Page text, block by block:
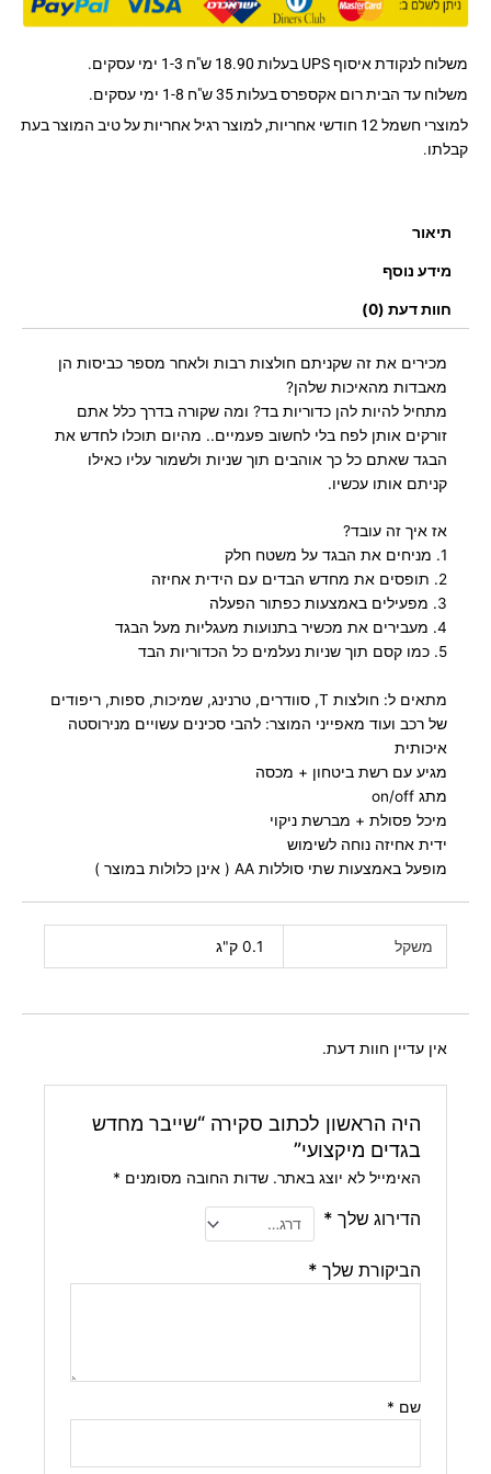
בגדים
משלוח לנקודת איסוף UPS בעלות 18.90 ש"ח 1-3 ימי עסקים.
משלוח עד הבית רום אקספרס בעלות 35 ש"ח 1-8 ימי עסקים.
למוצרי חשמל 12 חודשי אחריות, למוצר רגיל אחריות על טיב המוצר בעת
קבלתו.
תיאור
מידע נוסף
חוות דעת (0)
מכירים את זה שקניתם חולצות רבות ולאחר מספר כביסות הן
מאבדות מהאיכות שלהן?
מתחיל להיות להן כדוריות בד? ומה שקורה בדרך כלל אתם
זורקים אותן לפח בלי לחשוב פעמיים.. מהיום תוכלו לחדש את
הבגד שאתם כל כך אוהבים תוך שניות ולשמור עליו כאילו
קניתם אותו עכשיו.
אז איך זה עובד?
1. מניחים את הבגד על משטח חלק
2. תופסים את מחדש הבדים עם הידית אחיזה
3. מפעילים באמצעות כפתור הפעלה
4. מעבירים את מכשיר בתנועות מעגליות מעל הבגד
5. כמו קסם תוך שניות נעלמים כל הכדוריות הבד
מתאים ל: חולצות T, סוודרים, טרנינג, שמיכות, ספות, ריפודים
של רכב ועוד מאפייני המוצר: להבי סכינים עשויים מנירוסטה
איכותית
מגיע עם רשת ביטחון + מכסה
מתג on/off
מיכל פסולת + מברשת ניקוי
ידית אחיזה נוחה לשימוש
מופעל באמצעות שתי סוללות AA ( אינן כלולות במוצר )
משקל 0.1 ק"ג
אין עדיין חוות דעת.
היה הראשון לכתוב סקירה “שייבר מחדש
בגדים מיקצועי”
האימייל לא יוצג באתר. שדות החובה מסומנים *
הדירוג שלך *
הביקורת שלך *
שם *